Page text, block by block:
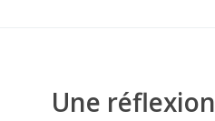
o
Une